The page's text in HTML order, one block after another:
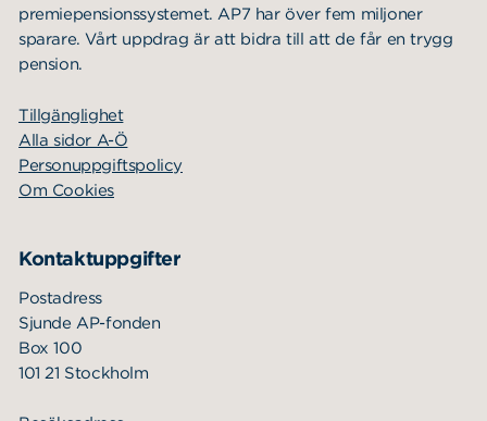
premiepensionssystemet. AP7 har över fem miljoner
sparare. Vårt uppdrag är att bidra till att de får en trygg
pension.
Tillgänglighet
Alla sidor A-Ö
Personuppgiftspolicy
Om Cookies
Kontaktuppgifter
Postadress
Sjunde AP-fonden
Box 100
101 21 Stockholm